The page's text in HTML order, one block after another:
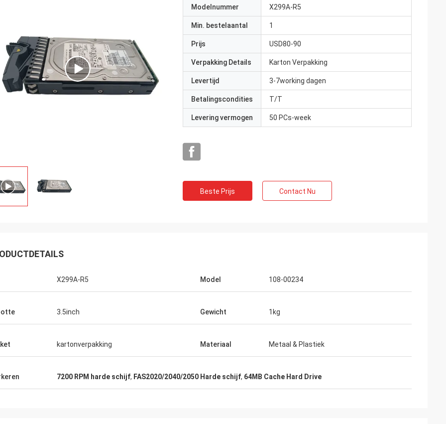
Modelnummer X299A-R5
Min. bestelaantal 1
Prijs USD80-90
Verpakking Details Karton Verpakking
Levertijd 3-7working dagen
Betalingscondities T/T
Levering vermogen 50 PCs-week
Beste Prijs Contact Nu
X299A-R5 Model 108-00234
3.5inch Gewicht 1kg
kartonverpakking Materiaal Metaal & Plastiek
7200 RPM harde schijf, FAS2020/2040/2050 Harde schijf, 64MB Cache Hard Drive